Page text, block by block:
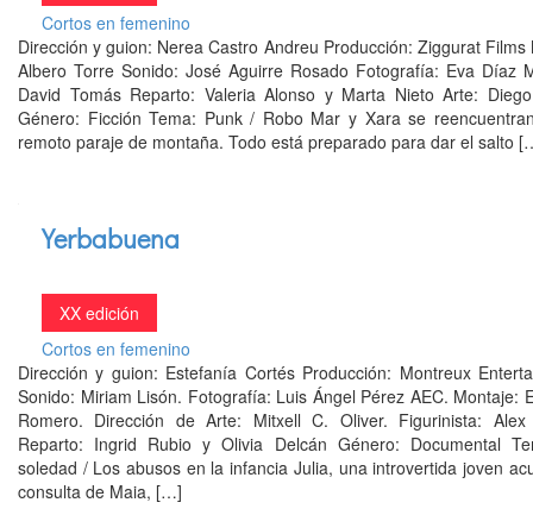
Cortos en femenino
Dirección y guion: Nerea Castro Andreu Producción: Ziggurat Films
Albero Torre Sonido: José Aguirre Rosado Fotografía: Eva Díaz
David Tomás Reparto: Valeria Alonso y Marta Nieto Arte:
Género: Ficción Tema: Punk / Robo Mar y Xara se
remoto paraje de montaña. Todo está preparado para dar el salto
Yerbabuena
XX edición
Cortos en femenino
Dirección y guion: Estefanía Cortés Producción: Montreux
Sonido: Miriam Lisón. Fotografía: Luis Ángel Pérez AEC. Montaje:
Romero. Dirección de Arte: Mitxell C. Oliver. Figurinista: Alex
Reparto: Ingrid Rubio y Olivia Delcán Género: Documental
soledad / Los abusos en la infancia Julia, una introvertida joven
consulta de Maia, […]